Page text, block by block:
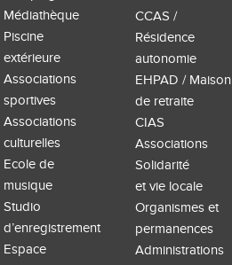
Médiathèque
Piscine
extérieure
Associations
sportives
Associations
culturelles
Ecole de
musique
Studio
d’enregistrement
Espace
CCAS /
Résidence
autonomie
EHPAD / Maison
de retraite
CIAS
Associations
Solidarité
et vie locale
Organismes et
permanences
Administrations